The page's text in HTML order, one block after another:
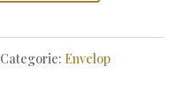
Categorie: Envelop